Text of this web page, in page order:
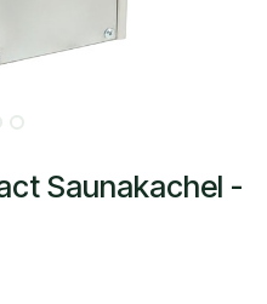
Saunakachel -